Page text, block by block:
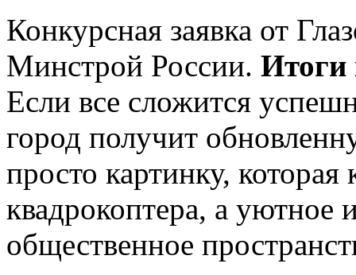
Конкурсная заявка от
Минстрой России. Итоги
Если все сложится
город получит
просто картинку, которая
квадрокоптера, а уютное
общественное